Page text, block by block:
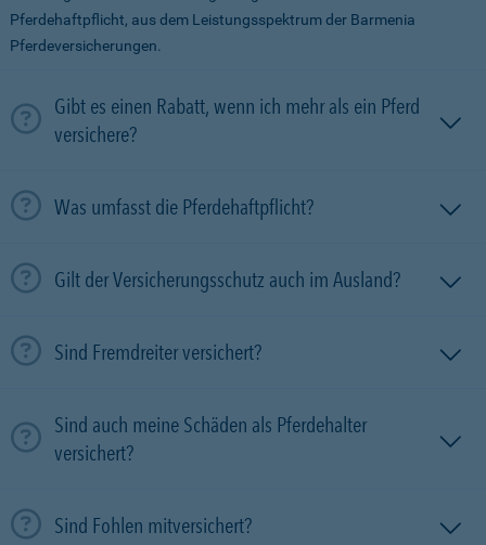
Pferdehaftpflicht, aus dem Leistungsspektrum der Barmenia
Pferdeversicherungen.
Gibt es einen Rabatt, wenn ich mehr als ein Pferd
versichere?
Was umfasst die Pferdehaftpflicht?
Gilt der Versicherungsschutz auch im Ausland?
Sind Fremdreiter versichert?
Sind auch meine Schäden als Pferdehalter
versichert?
Sind Fohlen mitversichert?